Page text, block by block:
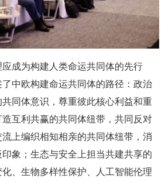
成为构建人类命运共同体的先行
中欧构建命运共同体的路径：政治
同体意识，尊重彼此核心利益和重
互利共赢的共同体纽带，共同反对
上编织相知相亲的共同体纽带，消
象；生态与安全上担当共建共享的
、生物多样性保护、人工智能伦理